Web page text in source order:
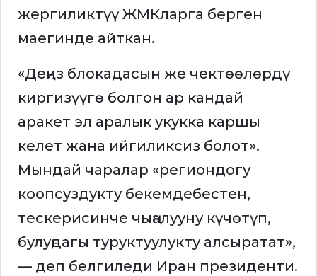
жергиликтүү ЖМКларга берген
маегинде айткан.
«Деңиз блокадасын же чектөөлөрдү
киргизүүгө болгон ар кандай
аракет эл аралык укукка каршы
келет жана ийгиликсиз болот».
Мындай чаралар «региондогу
коопсуздукту бекемдебестен,
тескерисинче чыңалууну күчөтүп,
булуңдагы туруктуулукту алсыратат»,
— деп белгиледи Иран президенти.